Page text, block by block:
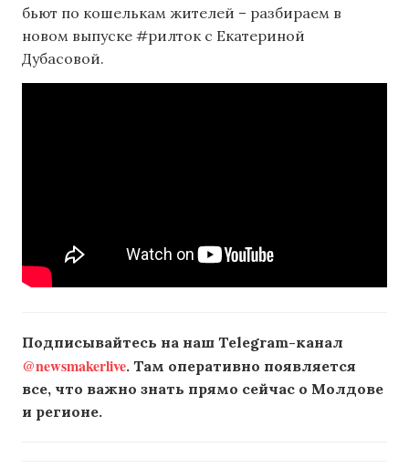
бьют по кошелькам жителей – разбираем в
новом выпуске #рилток с Екатериной
Дубасовой.
Подписывайтесь на наш Telegram-канал
@newsmakerlive. Там оперативно появляется
все, что важно знать прямо сейчас о Молдове
и регионе.